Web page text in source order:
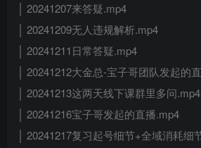
│ 20241207来答疑.mp4
│ 20241209无人违规解析.mp4
│ 20241211日常答疑.mp4
│ 20241212大金总-宝子哥团队发起的
│ 20241213这两天线下课群里多问.mp4
│ 20241216宝子哥发起的直播.mp4
│ 20241217复习起号细节+全域消耗细